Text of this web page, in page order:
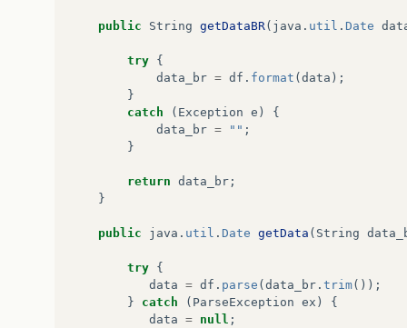
public String getDataBR( java . util . Date
try {
data_br = df . format ( data );
}
catch
( Exception e )
{
data_br = "" ;
}
return data_br ;
}
public java . util . Date getData ( String
try {
data = df . parse ( data_br . trim());
}
catch ( ParseException ex )
{
data = null ;